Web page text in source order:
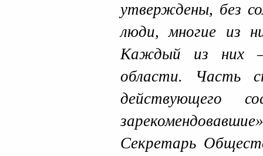
утверждены, без
люди, многие из
Каждый из них —
области. Часть
действующего
Секретарь